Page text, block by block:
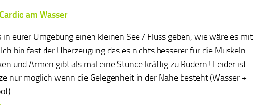
am Wasser
in eurer Umgebung einen kleinen See / Fluss geben, wie wäre es mit
bin fast der Überzeugung das es nichts besserer für die Muskeln
und Armen gibt als mal eine Stunde kräftig zu Rudern ! Leider ist
nur möglich wenn die Gelegenheit in der Nähe besteht (Wasser +
.